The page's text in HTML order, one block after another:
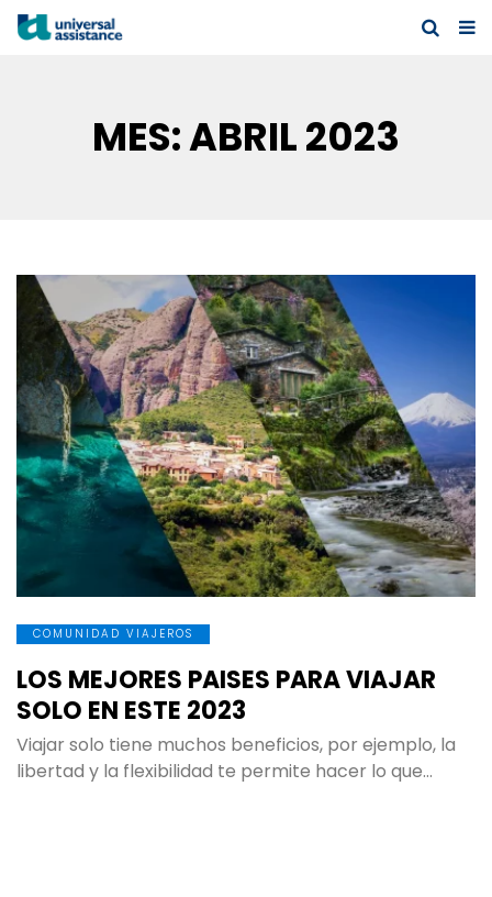
MES:ABRIL 2023
COMUNIDAD VIAJEROS
LOS MEJORES PAISES PARA VIAJAR
SOLO EN ESTE 2023
Viajar solo tiene muchos beneficios, por ejemplo, la
libertad y la flexibilidad te permite hacer lo que…